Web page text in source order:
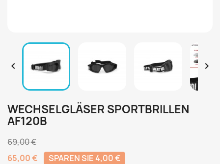
 
WECHSELGLÄSER SPORTBRILLEN
AF120B
69,00 €
65,00 €
SPAREN SIE 4,00 €